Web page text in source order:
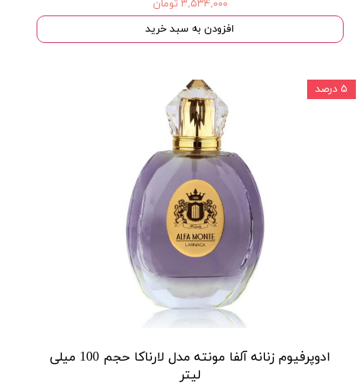
۳,۵۳۴,۰۰۰ تومان
افزودن به سبد خرید
ادوپرفیوم زنانه آلفا مونته مدل لارناکا حجم 100 میلی
لیتر
۵ درصد